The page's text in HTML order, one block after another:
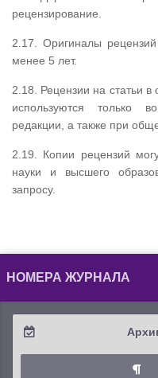
рецензирование.
2.17. Оригиналы
менее 5 лет.
2.18. Рецензии на статьи в
используются только
редакции, а также при
2.19. Копии рецензий
науки и высшего
запросу.
НОМЕРА ЖУРНАЛА